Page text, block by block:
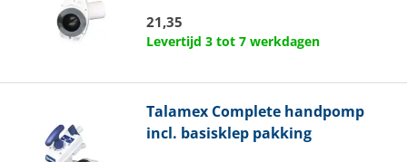
21,35
Levertijd 3 tot 7 werkdagen
Talamex Complete handpomp
incl. basisklep pakking